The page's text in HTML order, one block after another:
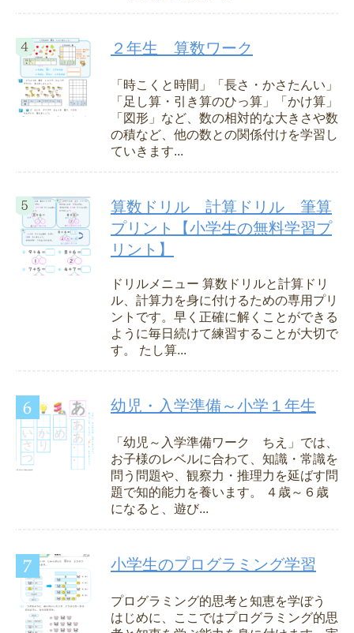
２年生 算数ワーク
「時こくと時間」「長さ・かさたんい」
「足し算・引き算のひっ算」「かけ算」
「図形」など、数の相対的な大きさや数
の積など、他の数との関係付けを学習し
ていきます...
算数ドリル 計算ドリル 筆算
プリント【小学生の無料学習プ
リント】
ドリルメニュー 算数ドリルと計算ドリ
ル、計算力を身に付けるための専用プリ
ントです。早く正確に解くことができる
ように毎日続けて練習することが大切で
す。 たし算...
幼児・入学準備～小学１年生
「幼児～入学準備ワーク ちえ」では、
お子様のレベルに合わて、知識・常識を
問う問題や、観察力・推理力を延ばす問
題で知的能力を養います。 ４歳～６歳
になると、遊び...
小学生のプログラミング学習
プログラミング的思考と知恵を学ぼう
はじめに、ここではプログラミング的思